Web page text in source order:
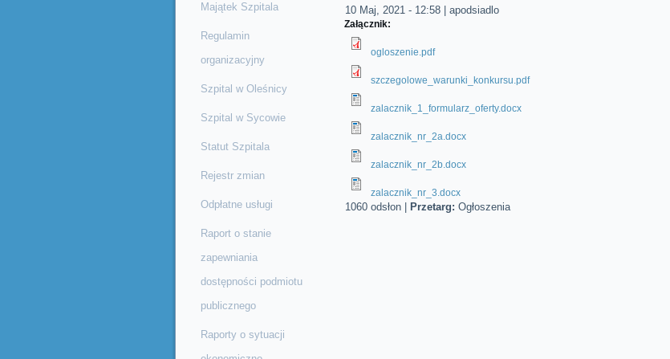
Majątek Szpitala
Regulamin
organizacyjny
Szpital w Oleśnicy
Szpital w Sycowie
Statut Szpitala
Rejestr zmian
Odpłatne usługi
Raport o stanie
zapewniania
dostępności podmiotu
publicznego
Raporty o sytuacji
10 Maj, 2021 - 12:58 apodsiadlo
Załącznik:
ogloszenie.pdf
szczegolowe_warunki_konkursu.pdf
zalacznik_1_formularz_oferty.docx
zalacznik_nr_2a.docx
zalacznik_nr_2b.docx
zalacznik_nr_3.docx
1060 odsłon Przetarg: Ogłoszenia